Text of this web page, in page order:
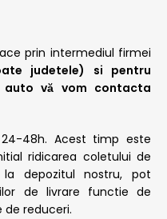
prin intermediul firmei
judetele) si pentru
auto vă vom contacta
48h. Acest timp este
ridicarea coletului de
depozitul nostru, pot
de livrare functie de
reduceri.